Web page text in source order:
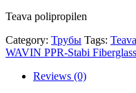
Teava polipropilen
Category: Трубы Tags:
WAVIN PPR-Stabi
Reviews (0)